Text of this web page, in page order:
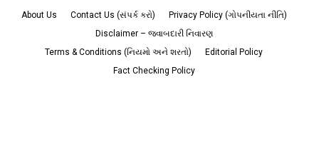
About Us Contact Us (સંપર્ક કરો)
Privacy Policy (ગોપનીયતા નીતિ)
Disclaimer – જવાબદારી નિવારણ
Terms & Conditions (નિયમો અને શરતો)
Editorial Policy
Fact Checking Policy